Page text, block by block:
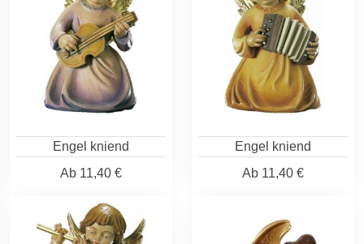
Engel kniend
Ab 11,40 €
Engel kniend
Ab 11,40 €